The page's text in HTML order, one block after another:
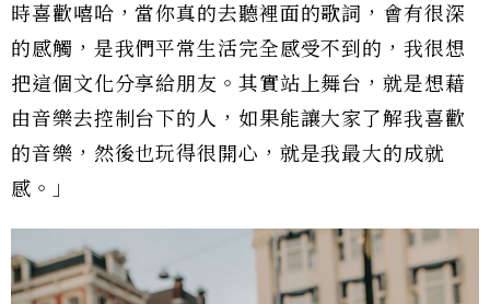
時喜歡嘻哈，當你真的去聽裡面的歌詞，會有很深
的感觸，是我們平常生活完全感受不到的，我很想
把這個文化分享給朋友。其實站上舞台，就是想藉
由音樂去控制台下的人，如果能讓大家了解我喜歡
的音樂，然後也玩得很開心，就是我最大的成就
感。」